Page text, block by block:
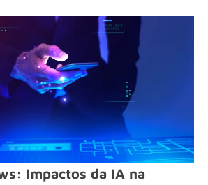
Impactos da IA na